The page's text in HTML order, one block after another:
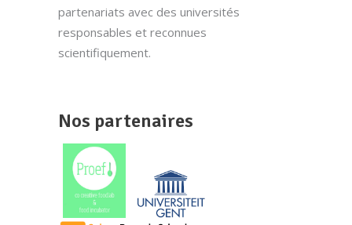
partenariats avec des universités
responsables et reconnues
scientifiquement.
Nos partenaires